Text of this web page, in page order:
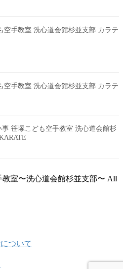
空手教室 洗心道会館杉並支部 カラテ
空手教室 洗心道会館杉並支部 カラテ
事 笹塚こども空手教室 洗心道会館杉
室〜洗心道会館杉並支部〜 All
ついて